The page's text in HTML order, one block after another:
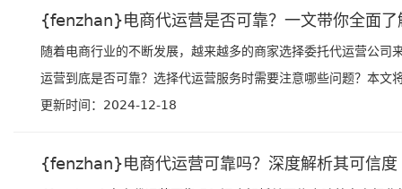
{fenzhan}电商代运营是否可靠？一文带你全面了
随着电商行业的不断发展，越来越多的商家选择委托代运营公
运营到底是否可靠？选择代运营服务时需要注意哪些问题？本文
更新时间：2024-12-18
{fenzhan}电商代运营可靠吗？深度解析其可信度